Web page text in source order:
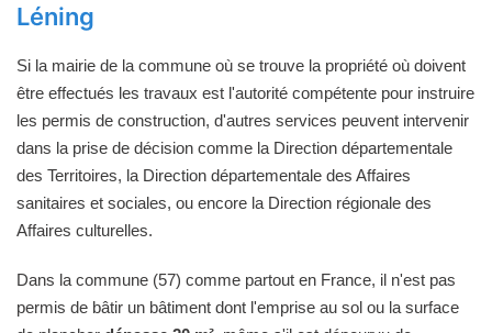
Léning
Si la mairie de la commune où se trouve la propriété où doivent
être effectués les travaux est l'autorité compétente pour instruire
les permis de construction, d'autres services peuvent intervenir
dans la prise de décision comme la Direction départementale
des Territoires, la Direction départementale des Affaires
sanitaires et sociales, ou encore la Direction régionale des
Affaires culturelles.
Dans la commune (57) comme partout en France, il n'est pas
permis de bâtir un bâtiment dont l'emprise au sol ou la surface